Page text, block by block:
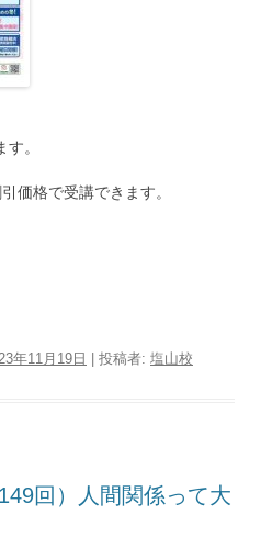
。
価格で受講できます。
年11月19日 投稿者: 塩山校
回）人間関係って大